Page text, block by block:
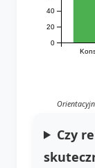
0
20
40
Czy